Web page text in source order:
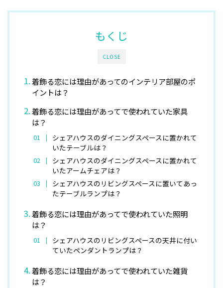
CLOSE
もくじ
着飾る恋には理由があってのインテリア部屋のポ
イントは？
着飾る恋には理由があってで使われていた家具
は？
シェアハウスのダイニングスペースに置かれて
いたテーブルは？
シェアハウスのダイニングスペースに置かれて
いたアームチェアは？
シェアハウスのリビングスペースに置いてあっ
たテーブルランプは？
着飾る恋には理由があってで使われていた照明
は？
シェアハウスのリビングスペースの天井に付い
ていたペンダントランプは？
着飾る恋には理由があってで使われていた雑貨
は？